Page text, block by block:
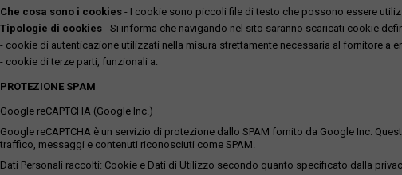
Che cosa sono i cookies - I cookie sono piccoli file di testo che possono essere
Tipologie di cookies - Si informa che navigando nel sito saranno scaricati cookie
- cookie di autenticazione utilizzati nella misura strettamente necessaria al fornitore a
- cookie di terze parti, funzionali a:
PROTEZIONE SPAM
Google reCAPTCHA (Google Inc.)
Google reCAPTCHA è un servizio di protezione dallo SPAM fornito da Google Inc.
traffico, messaggi e contenuti riconosciuti come SPAM.
Dati Personali raccolti: Cookie e Dati di Utilizzo secondo quanto specificato dalla